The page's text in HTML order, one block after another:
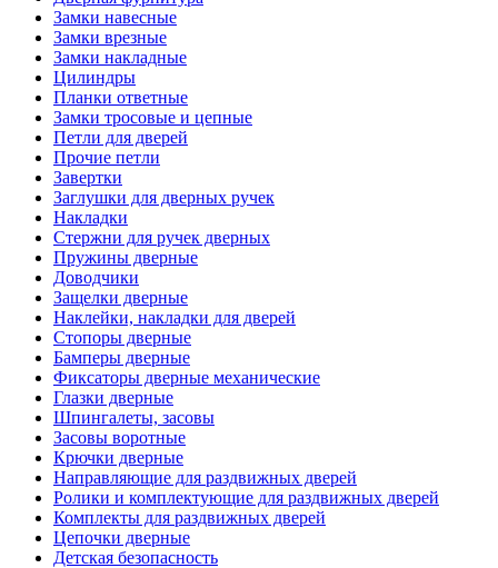
Замки навесные
Замки врезные
Замки накладные
Цилиндры
Планки ответные
Замки тросовые и цепные
Петли для дверей
Прочие петли
Завертки
Заглушки для дверных ручек
Накладки
Стержни для ручек дверных
Пружины дверные
Доводчики
Защелки дверные
Наклейки, накладки для дверей
Стопоры дверные
Бамперы дверные
Фиксаторы дверные механические
Глазки дверные
Шпингалеты, засовы
Засовы воротные
Крючки дверные
Направляющие для раздвижных дверей
Ролики и комплектующие для раздвижных дверей
Комплекты для раздвижных дверей
Цепочки дверные
Детская безопасность